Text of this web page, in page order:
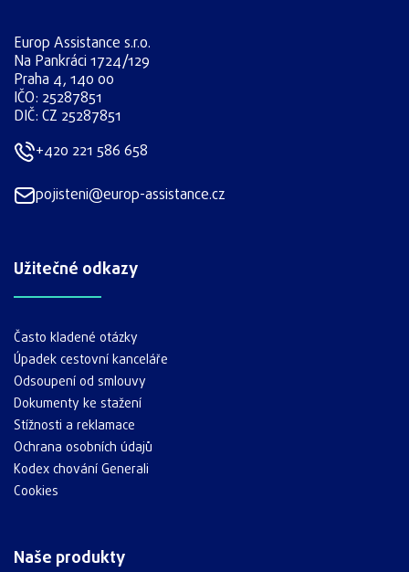
Europ Assistance s.r.o.
Na Pankráci 1724/129
Praha 4, 140 00
IČO: 25287851
DIČ: CZ 25287851
+420 221 586 658
pojisteni@europ-assistance.cz
Užitečné odkazy
Často kladené otázky
Úpadek cestovní kanceláře
Odsoupení od smlouvy
Dokumenty ke stažení
Stížnosti a reklamace
Ochrana osobních údajů
Kodex chování Generali
Cookies
Naše produkty